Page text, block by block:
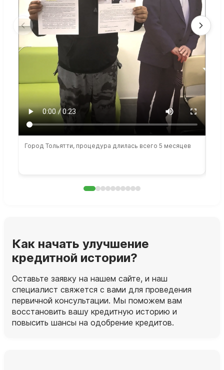
Город Тольятти, процедура длилась всего 5 месяцев
Как начать улучшение
кредитной истории?
Оставьте заявку на нашем сайте, и наш
специалист свяжется с вами для проведения
первичной консультации. Мы поможем вам
восстановить вашу кредитную историю и
повысить шансы на одобрение кредитов.